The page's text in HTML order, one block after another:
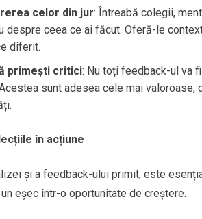
celor din jur: Întreabă colegii,
despre ceea ce ai făcut. Oferă-le
diferit.
primești critici: Nu toți feedback-ul va
sunt adesea cele mai
în acțiune
și a feedback-ului primit, este
eșec într-o oportunitate de creștere.